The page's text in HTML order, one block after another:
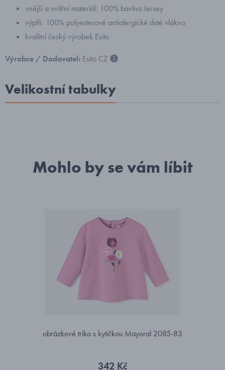
vnější a vnítřní materiál: 100% bavlna Jersey
výplň: 100% polyesterové antialergické duté vlákno
kvalitní český výrobek Esito
Výrobce / Dodavatel: Esito CZ
Velikostní tabulky
Mohlo by se vám líbit
obrázkové triko s kytičkou Mayoral 2085-83
342 Kč